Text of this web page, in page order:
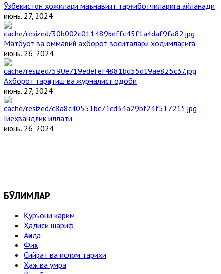
Ўзбекистон ҳожилари маънавият тарғиботчиларига айланади
июнь. 27, 2024
Матбуот ва оммавий ахборот воситалари ходимларига
июнь. 26, 2024
Ахборот тарқатиш ва журналист одоби
июнь. 27, 2024
Гиёҳвандлик иллати
июнь. 26, 2024
БЎЛИМЛАР
Қуръони карим
Ҳадиси шариф
Ақида
Фиқҳ
Сийрат ва ислом тарихи
Ҳаж ва умра